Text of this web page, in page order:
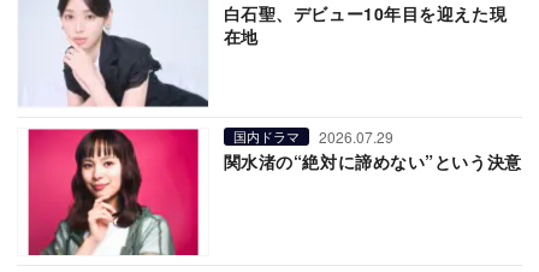
白石聖、デビュー10年目を迎えた現
在地
国内ドラマ 2026.07.29
関水渚の“絶対に諦めない”という決意